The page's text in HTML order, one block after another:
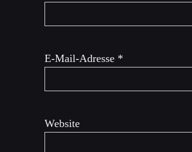
E-Mail-Adresse *
Website